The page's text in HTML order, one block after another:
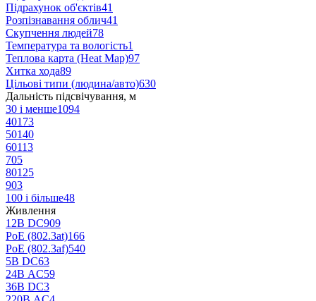
Підрахунок об'єктів41
Розпізнавання облич41
Скупчення людей78
Температура та вологість1
Теплова карта (Heat Map)97
Хитка хода89
Цільові типи (людина/авто)630
Дальність підсвічування, м
30 і менше1094
40173
50140
60113
705
80125
903
100 і більше48
Живлення
12В DС909
PoE (802.3at)166
PoE (802.3af)540
5В DС63
24В AС59
36В DС3